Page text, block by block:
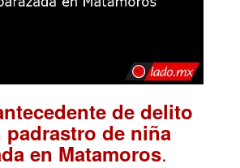
de delito
padrastro de niña
en Matamoros.